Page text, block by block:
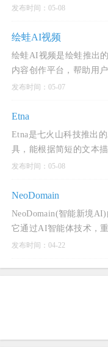
业和服装选择，满足不同
发布时间：05-08
绘蛙AI视频
绘蛙AI视频是绘蛙推出
内容创作平台，帮助用
的电商营销视频。
发布时间：05-07
Etna
Etna是七火山科技推出
具，能根据简短的文本
的4K高清视频内容，帧
发布时间：05-08
NeoDomain
NeoDomain(智能新境
它通过AI智能体技术，
容的生产范式：将专业
发布时间：04-22